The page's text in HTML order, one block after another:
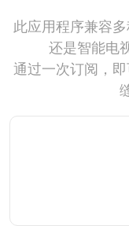
此应用程序兼容
还是智能电
通过一次订阅，